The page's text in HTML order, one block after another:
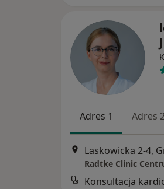
Adres 1 Adres
Laskowicka 2-4,
Radtke Clinic
Konsultacja